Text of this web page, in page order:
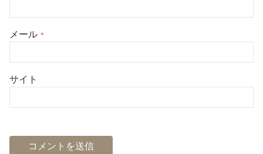
メール *
サイト